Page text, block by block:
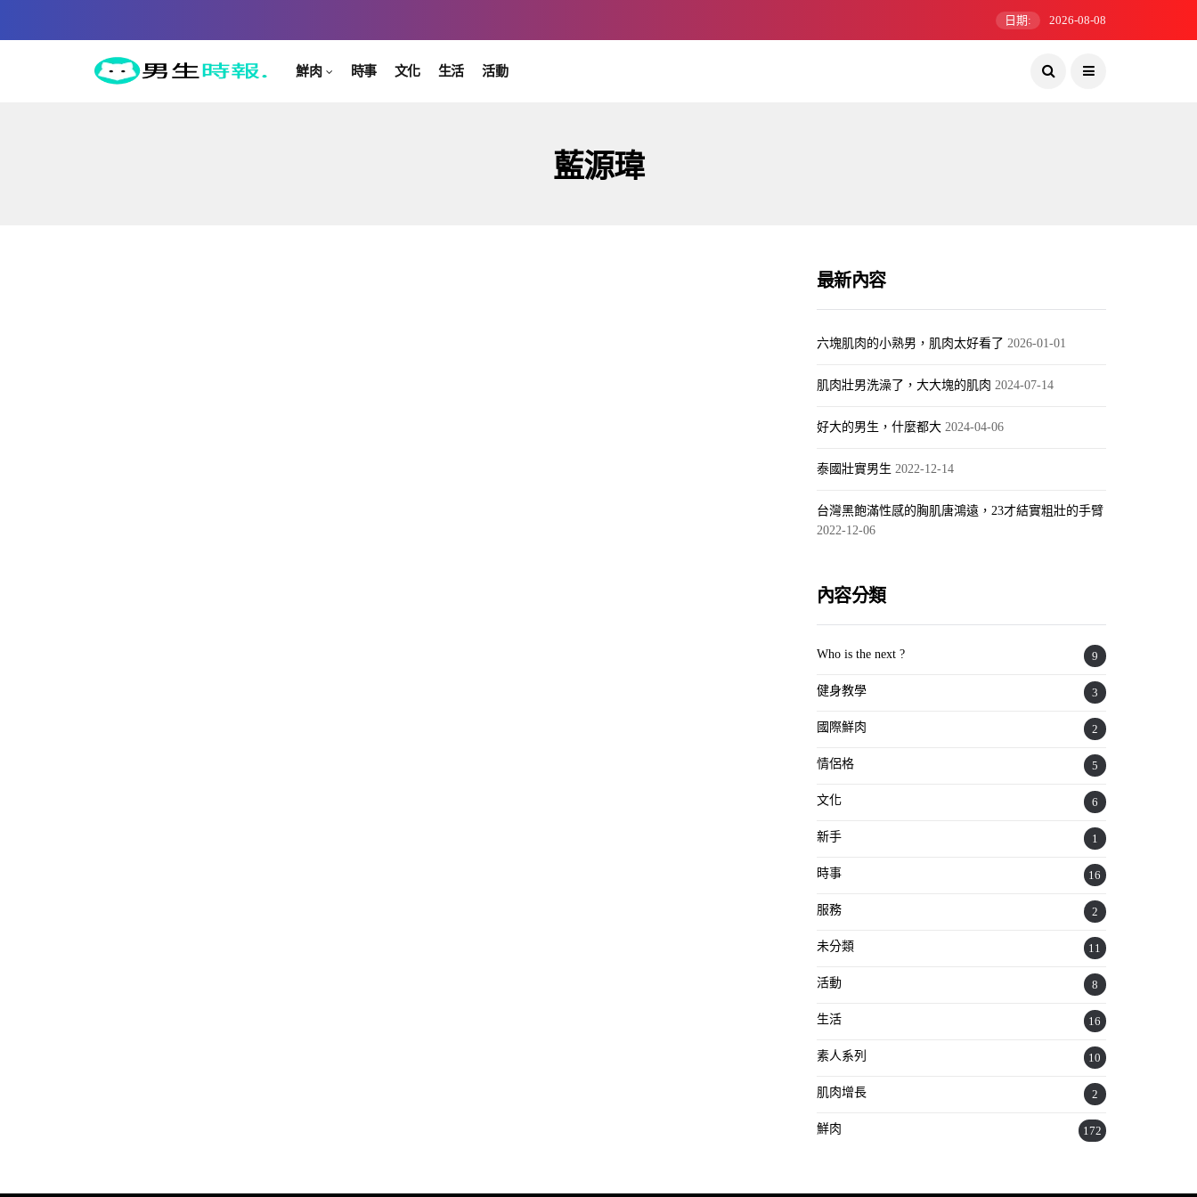
日期: 2026-08-08
鮮肉 時事 文化 生活 活動
藍源瑋
最新內容
六塊肌肉的小熟男，肌肉太好看了 2026-01-01
肌肉壯男洗澡了，大大塊的肌肉 2024-07-14
好大的男生，什麼都大 2024-04-06
泰國壯實男生 2022-12-14
台灣黑飽滿性感的胸肌唐鴻遠，23才結實粗壯的手臂
2022-12-06
內容分類
Who is the next ? 9
健身教學 3
國際鮮肉 2
情侶格 5
文化 6
新手 1
時事 16
服務 2
未分類 11
活動 8
生活 16
素人系列 10
肌肉增長 2
鮮肉 172